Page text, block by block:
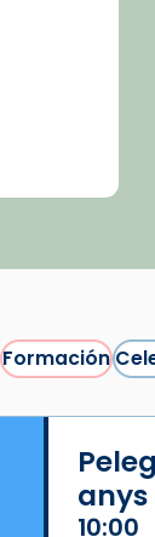
Formación
10:00